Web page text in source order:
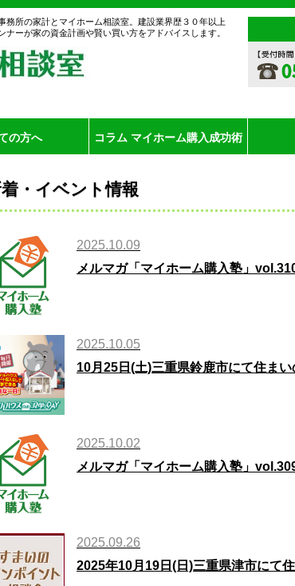
所の家計とマイホーム相談室。建設業界歴３０年以上
ーが家の資金計画や賢い買い方をアドバイスします。
の方へ コラム マイホーム購入成功術
・イベント情報
2025.10.09
メルマガ「マイホーム購入塾」
2025.10.05
10月25日(土)三重県鈴鹿市にて住ま
2025.10.02
メルマガ「マイホーム購入塾」
2025.09.26
2025年10月19日(日)三重県津市にて